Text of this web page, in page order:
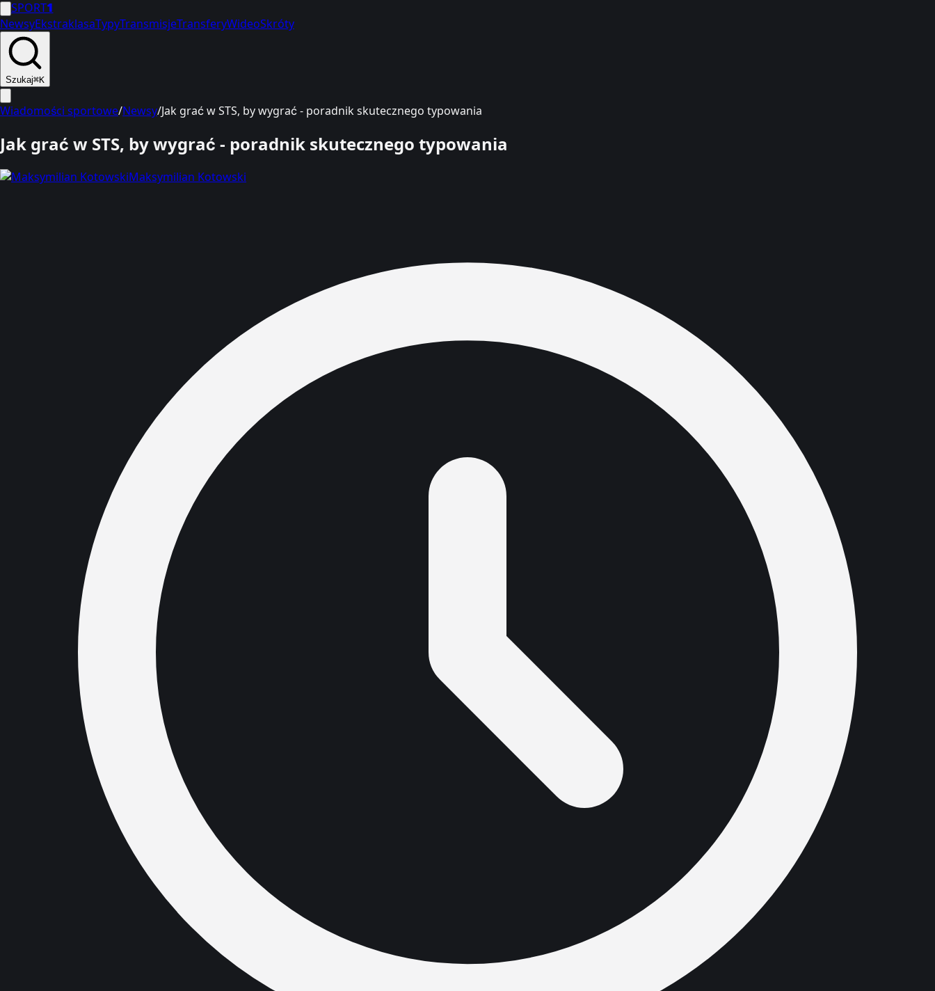
SPORT1
NewsyEkstraklasaTypyTransmisjeTransferyWideoSkróty
Szukaj⌘K
Wiadomości sportowe/Newsy/Jak grać w STS, by wygrać - poradnik skutecznego typowania
Jak grać w STS, by wygrać - poradnik skutecznego typowania
Maksymilian Kotowski